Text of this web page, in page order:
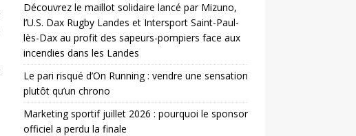
Découvrez le maillot solidaire lancé par Mizuno,
l’U.S. Dax Rugby Landes et Intersport Saint-Paul-
lès-Dax au profit des sapeurs-pompiers face aux
incendies dans les Landes
Le pari risqué d’On Running : vendre une sensation
plutôt qu’un chrono
Marketing sportif juillet 2026 : pourquoi le sponsor
officiel a perdu la finale